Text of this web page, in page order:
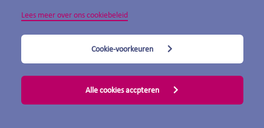
COOKIEVERKLARING
DISCLAIMER
Volg ons op
Lees meer over ons cookiebeleid
Cookie-voorkeuren
Alle cookies accpteren